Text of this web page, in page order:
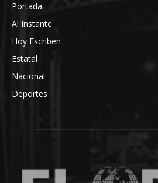
Portada
Al Instante
Hoy Escriben
Estatal
Nacional
Deportes